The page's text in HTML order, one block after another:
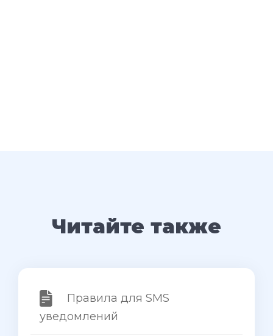
Читайте также
Правила для SMS
уведомлений